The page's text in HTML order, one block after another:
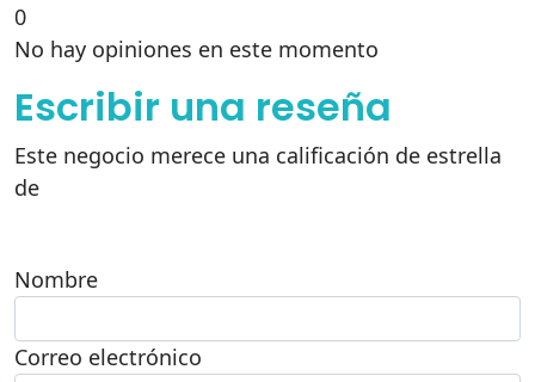
0
No hay opiniones en este momento
Escribir una reseña
Este negocio merece una calificación de estrella
de
Nombre
Correo electrónico